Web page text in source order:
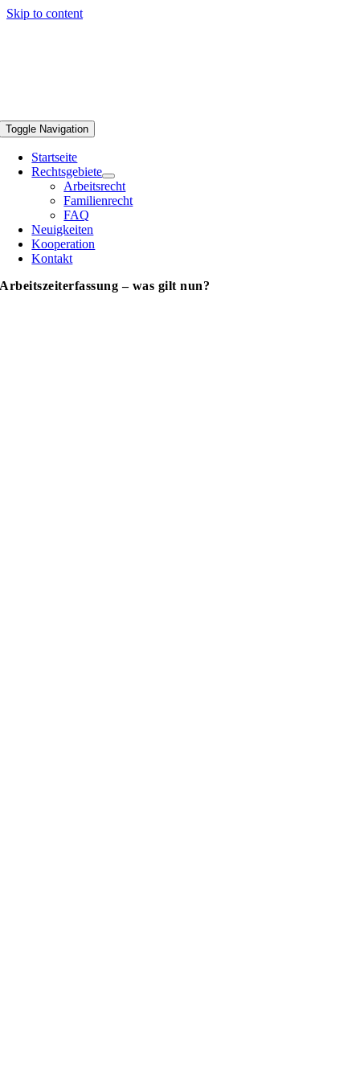
Skip to content
Toggle Navigation
Startseite
Rechtsgebiete
Arbeitsrecht
Familienrecht
FAQ
Neuigkeiten
Kooperation
Kontakt
Arbeitszeiterfassung – was gilt nun?